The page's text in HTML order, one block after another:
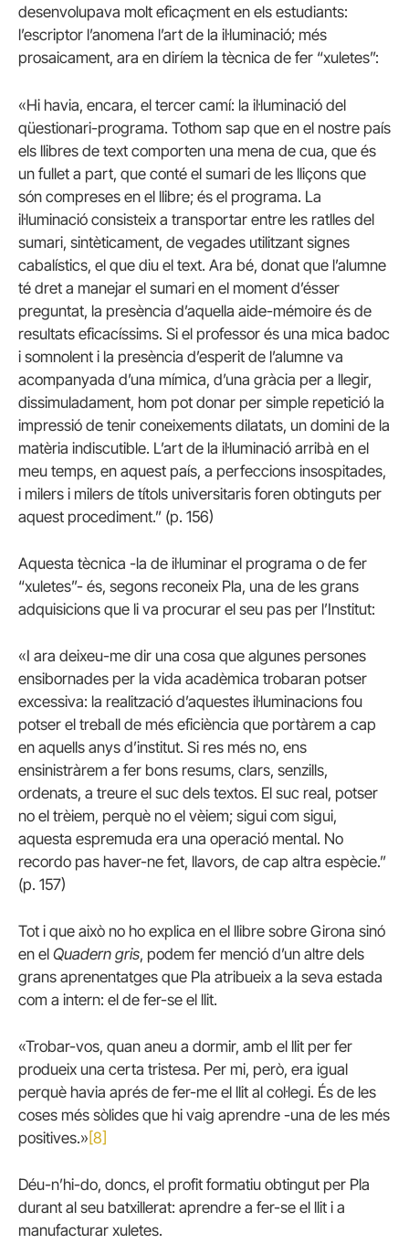
desenvolupava molt eficaçment en els estudiants:
l’escriptor l’anomena l’art de la il·luminació; més
prosaicament, ara en diríem la tècnica de fer “xuletes”:
«Hi havia, encara, el tercer camí: la il·luminació del
qüestionari-programa. Tothom sap que en el nostre país
els llibres de text comporten una mena de cua, que és
un fullet a part, que conté el sumari de les lliçons que
són compreses en el llibre; és el programa. La
il·luminació consisteix a transportar entre les ratlles del
sumari, sintèticament, de vegades utilitzant signes
cabalístics, el que diu el text. Ara bé, donat que l’alumne
té dret a manejar el sumari en el moment d’ésser
preguntat, la presència d’aquella aide-mémoire és de
resultats eficacíssims. Si el professor és una mica badoc
i somnolent i la presència d’esperit de l’alumne va
acompanyada d’una mímica, d’una gràcia per a llegir,
dissimuladament, hom pot donar per simple repetició la
impressió de tenir coneixements dilatats, un domini de la
matèria indiscutible. L’art de la il·luminació arribà en el
meu temps, en aquest país, a perfeccions insospitades,
i milers i milers de títols universitaris foren obtinguts per
aquest procediment.” (p. 156)
Aquesta tècnica -la de il·luminar el programa o de fer
“xuletes”- és, segons reconeix Pla, una de les grans
adquisicions que li va procurar el seu pas per l’Institut:
«I ara deixeu-me dir una cosa que algunes persones
ensibornades per la vida acadèmica trobaran potser
excessiva: la realització d’aquestes il·luminacions fou
potser el treball de més eficiència que portàrem a cap
en aquells anys d’institut. Si res més no, ens
ensinistràrem a fer bons resums, clars, senzills,
ordenats, a treure el suc dels textos. El suc real, potser
no el trèiem, perquè no el vèiem; sigui com sigui,
aquesta espremuda era una operació mental. No
recordo pas haver-ne fet, llavors, de cap altra espècie.”
(p. 157)
Tot i que això no ho explica en el llibre sobre Girona sinó
en el Quadern gris, podem fer menció d’un altre dels
grans aprenentatges que Pla atribueix a la seva estada
com a intern: el de fer-se el llit.
«Trobar-vos, quan aneu a dormir, amb el llit per fer
produeix una certa tristesa. Per mi, però, era igual
perquè havia aprés de fer-me el llit al col·legi. És de les
coses més sòlides que hi vaig aprendre -una de les més
positives.» [8]
Déu-n’hi-do, doncs, el profit formatiu obtingut per Pla
durant al seu batxillerat: aprendre a fer-se el llit i a
manufacturar xuletes.